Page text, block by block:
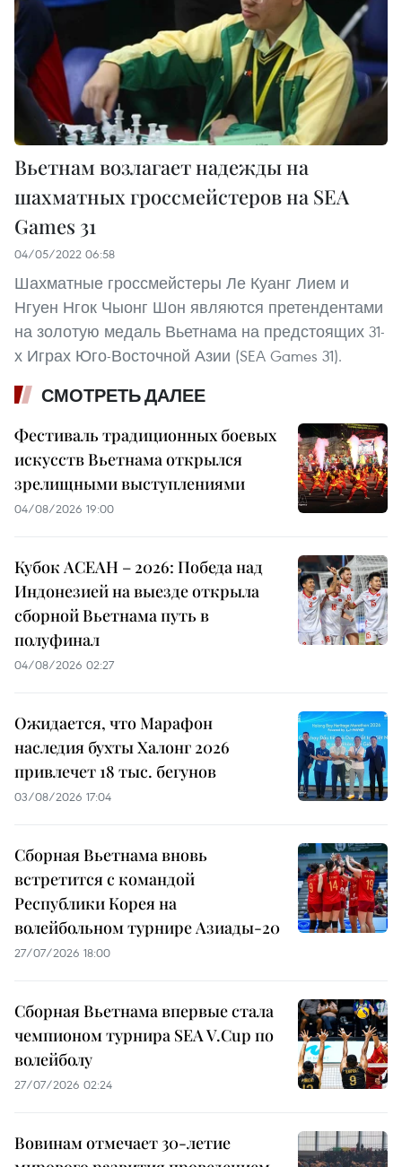
Вьетнам возлагает надежды на
шахматных гроссмейстеров на SEA
Games 31
04/05/2022 06:58
Шахматные гроссмейстеры Ле Куанг Лием и
Нгуен Нгок Чыонг Шон являются претендентами
на золотую медаль Вьетнама на предстоящих 31-
х Играх Юго-Восточной Азии (SEA Games 31).
СМОТРЕТЬ ДАЛЕЕ
Фестиваль традиционных боевых
искусств Вьетнама открылся
зрелищными выступлениями
04/08/2026 19:00
Кубок АСЕАН – 2026: Победа над
Индонезией на выезде открыла
сборной Вьетнама путь в
полуфинал
04/08/2026 02:27
Ожидается, что Марафон
наследия бухты Халонг 2026
привлечет 18 тыс. бегунов
03/08/2026 17:04
Сборная Вьетнама вновь
встретится с командой
Республики Корея на
волейбольном турнире Азиады-20
27/07/2026 18:00
Сборная Вьетнама впервые стала
чемпионом турнира SEA V.Cup по
волейболу
27/07/2026 02:24
Вовинам отмечает 30-летие